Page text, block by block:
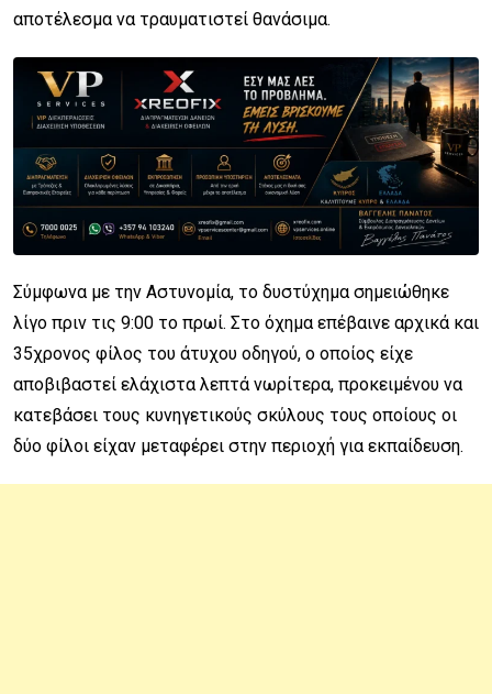
αποτέλεσμα να τραυματιστεί θανάσιμα.
Σύμφωνα με την Αστυνομία, το δυστύχημα σημειώθηκε
λίγο πριν τις 9:00 το πρωί. Στο όχημα επέβαινε αρχικά και
35χρονος φίλος του άτυχου οδηγού, ο οποίος είχε
αποβιβαστεί ελάχιστα λεπτά νωρίτερα, προκειμένου να
κατεβάσει τους κυνηγετικούς σκύλους τους οποίους οι
δύο φίλοι είχαν μεταφέρει στην περιοχή για εκπαίδευση.